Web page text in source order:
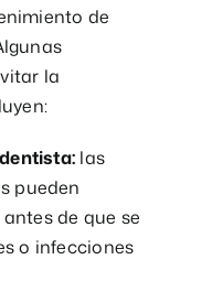
de
la
las
pueden
de que se
o infecciones